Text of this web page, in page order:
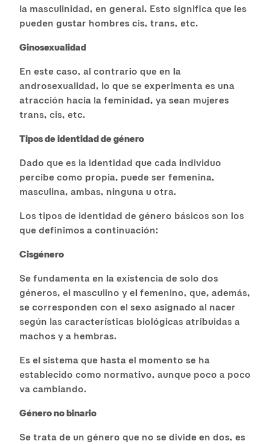
la masculinidad, en general. Esto significa que les
pueden gustar hombres cis, trans, etc.
Ginosexualidad
En este caso, al contrario que en la
androsexualidad, lo que se experimenta es una
atracción hacia la feminidad, ya sean mujeres
trans, cis, etc.
Tipos de identidad de género
Dado que es la identidad que cada individuo
percibe como propia, puede ser femenina,
masculina, ambas, ninguna u otra.
Los tipos de identidad de género básicos son los
que definimos a continuación:
Cisgénero
Se fundamenta en la existencia de solo dos
géneros, el masculino y el femenino, que, además,
se corresponden con el sexo asignado al nacer
según las características biológicas atribuidas a
machos y a hembras.
Es el sistema que hasta el momento se ha
establecido como normativo, aunque poco a poco
va cambiando.
Género no binario
Se trata de un género que no se divide en dos, es